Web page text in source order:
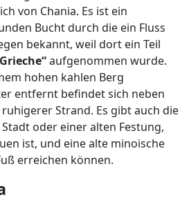
von Chania. Es ist ein
Bucht durch die ein Fluss
bekannt, weil dort ein Teil
aufgenommen wurde.
hohen kahlen Berg
entfernt befindet sich neben
Strand. Es gibt auch die
oder einer alten Festung,
ist, und eine alte minoische
erreichen können.